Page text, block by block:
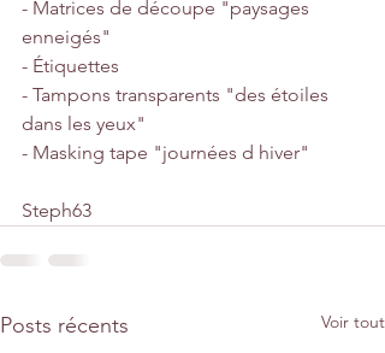
- Matrices de découpe "paysages
enneigés"
- Étiquettes
- Tampons transparents "des étoiles
dans les yeux"
- Masking tape "journées d hiver"
Steph63
Posts récents Voir tout